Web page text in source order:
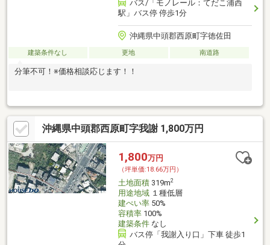
バス/「モノレール：てだこ浦西
駅」バス停 停歩1分
沖縄県中頭郡西原町字徳佐田
建築条件なし 更地 南道路
分筆不可！※価格相談応じます！！
沖縄県中頭郡西原町字我謝 1,800万円
1,800万円
（坪単価:18.66万円）
土地面積319m2
用途地域１種低層
建ぺい率50%
容積率100%
建築条件なし
バス停「我謝入り口」下車 徒歩1